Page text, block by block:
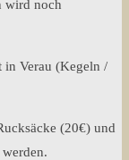
wird noch
Verau (Kegeln /
(20€) und